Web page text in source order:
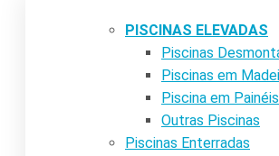
PISCINAS ELEVADAS
Piscinas
Piscinas em
Piscina em
Outras Piscinas
Piscinas Enterradas